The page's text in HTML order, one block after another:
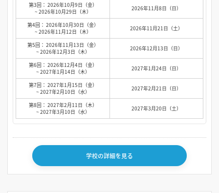
第3回： 2026年10月9日（金）
~ 2026年10月29日（木）
2026年11月8日（日）
第4回： 2026年10月30日（金）
~ 2026年11月12日（木）
2026年11月21日（土）
第5回： 2026年11月13日（金）
~ 2026年12月3日（木）
2026年12月13日（日）
第6回： 2026年12月4日（金）
~ 2027年1月14日（木）
2027年1月24日（日）
第7回： 2027年1月15日（金）
~ 2027年2月10日（水）
2027年2月21日（日）
第8回： 2027年2月11日（木）
~ 2027年3月10日（水）
2027年3月20日（土）
学校の詳細を見る